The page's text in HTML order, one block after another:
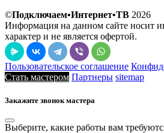
©Подключаем•Интернет•ТВ 2026
Информация на данном сайте носит
характер и не является офертой.
Пользовательское соглашение
Стать мастером Партнеры sitemap
Закажите звонок мастера
Выберите, какие работы вам